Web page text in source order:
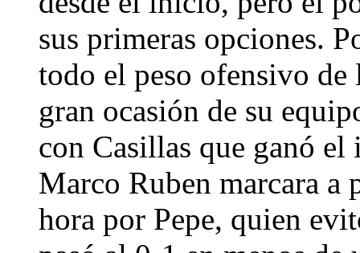
sus primeras opciones.
todo el peso ofensivo
gran ocasión de su
con Casillas que ganó
Marco Ruben marcara a
hora por Pepe, quien